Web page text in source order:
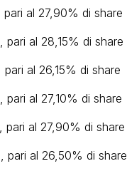
al 27,90% di share
al 28,15% di share
al 26,15% di share
al 27,10% di share
al 27,90% di share
al 26,50% di share